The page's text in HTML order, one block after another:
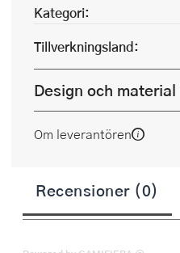
Kategori:
Tillverkningsland:
Design och material
Om leverantören
Recensioner (0)